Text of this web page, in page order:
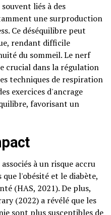
liés à des
une surproduction
Ce déséquilibre peut
rendant difficile
du sommeil. Le nerf
crucial dans la régulation
techniques de respiration
exercices d'ancrage
favorisant un
à un risque accru
l'obésité et le diabète,
(HAS, 2021). De plus,
(2022) a révélé que les
sont plus susceptibles de